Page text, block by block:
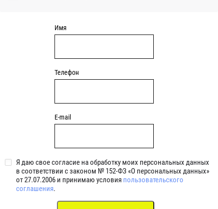
натяжения приводных ремней и зубчатых передачах)
Имя
Телефон
E-mail
Я даю свое согласие на обработку моих персональных данных
в соответствии с законом № 152-ФЗ «О персональных данных»
от 27.07.2006 и принимаю условия пользовательского
соглашения.